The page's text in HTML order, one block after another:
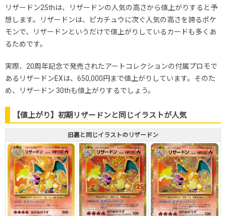
リザードン25thは、リザードンの人気の高さから値上がりすると予
想します。リザードンは、ピカチュウに次ぐ人気の高さを誇るポケ
モンで、リザードンというだけで値上がりしているカードも多くあ
るためです。
実際、20周年記念で発売されたアートコレクションの付属プロモで
あるリザードンEXは、650,000円まで値上がりしています。そのた
め、リザードン 30thも値上がりするでしょう。
【値上がり】初期リザードンと同じイラストが人気
旧裏と同じイラストのリザードン